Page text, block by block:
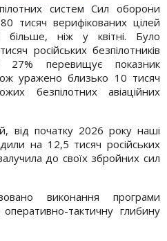
систем Сил оборони
тисяч верифікованих цілей
ніж у квітні. Було
російських безпілотників
перевищує показник
уражено близько 10 тисяч
безпілотних авіаційних
від початку 2026 року наші
на 12,5 тисяч російських
до своїх збройних сил
виконання програми
тактичну глибину